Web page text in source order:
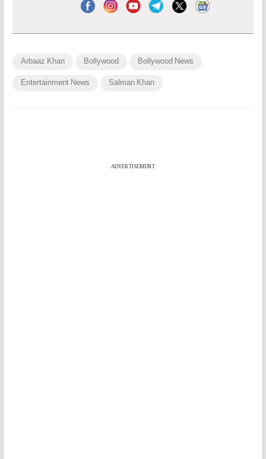
Arbaaz Khan Bollywood Bollywood News
Entertainment News Salman Khan
ADVERTISEMENT